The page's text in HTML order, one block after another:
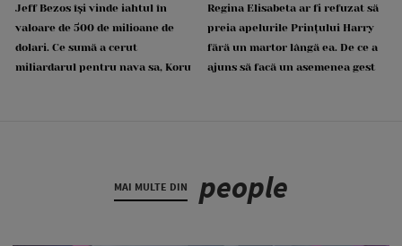
Jeff Bezos își vinde iahtul în
valoare de 500 de milioane de
dolari. Ce sumă a cerut
miliardarul pentru nava sa, Koru
Regina Elisabeta ar fi refuzat să
preia apelurile Prințului Harry
fără un martor lângă ea. De ce a
ajuns să facă un asemenea gest
MAI MULTE DIN people